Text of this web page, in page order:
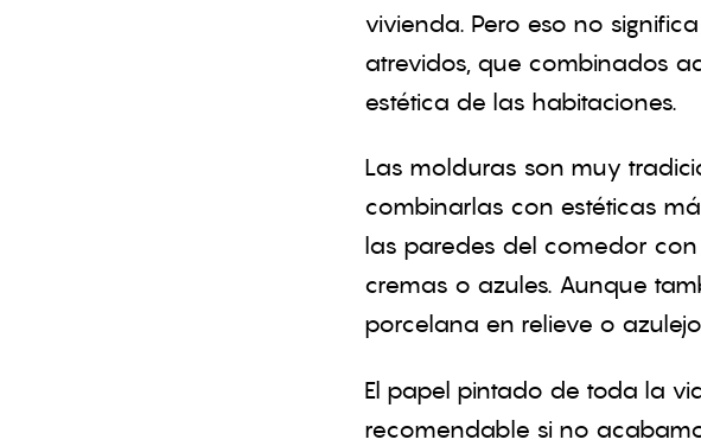
vivienda. Pero eso no
atrevidos, que combinados
estética de las habitaciones.
Las molduras son muy
combinarlas con estéticas
las paredes del comedor
cremas o azules. Aunque
porcelana en relieve o
El papel pintado de toda la
recomendable si no